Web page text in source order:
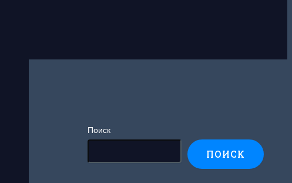
Поиск
ПОИСК